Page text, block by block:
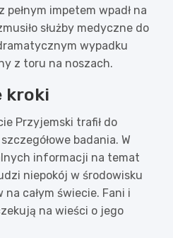
impetem wpadł na
służby medyczne do
wypadku
z toru na noszach.
kroki
Przyjemski trafił do
badania. W
informacji na temat
niepokój w środowisku
całym świecie. Fani i
na wieści o jego